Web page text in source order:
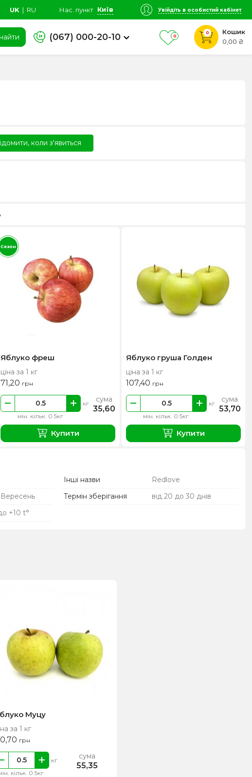
UK ∣ RU Нас. пункт Київ Увійдіть в особистий кабінет
(067) 000-20-10 0
0
Кошик
0,00 ₴
коли з'явиться
Яблуко фреш
ціна за 1 кг
71,20 грн
мін. кільк. 0.5кг
кг сума
35,60
Купити
Сезон
Яблуко груша Голден
ціна за 1 кг
107,40 грн
мін. кільк. 0.5кг
кг сума
53,70
Купити
Інші назви
Redlove
Термін зберігання
від 20 до 30 днів
+10 t°
Муцу
за 1 кг
грн
кільк. 0.5кг
кг сума
55,35